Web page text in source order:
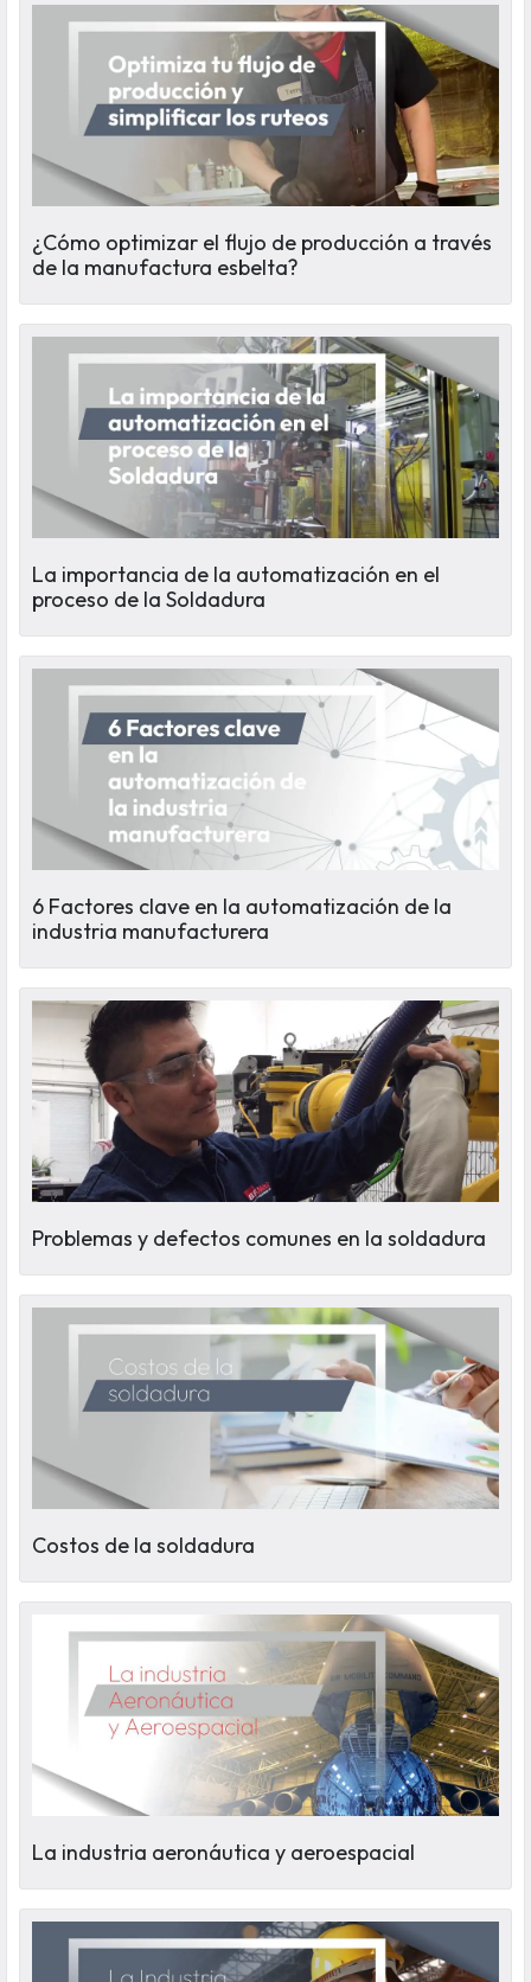
¿Cómo optimizar el flujo de producción a través
de la manufactura esbelta?
La importancia de la automatización en el
proceso de la Soldadura
6 Factores clave en la automatización de la
industria manufacturera
Problemas y defectos comunes en la soldadura
Costos de la soldadura
La industria aeronáutica y aeroespacial